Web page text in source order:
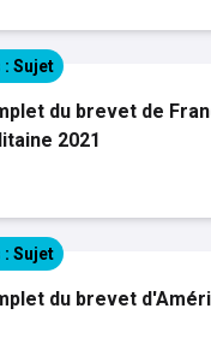
: Sujet
du brevet de
2021
: Sujet
du brevet